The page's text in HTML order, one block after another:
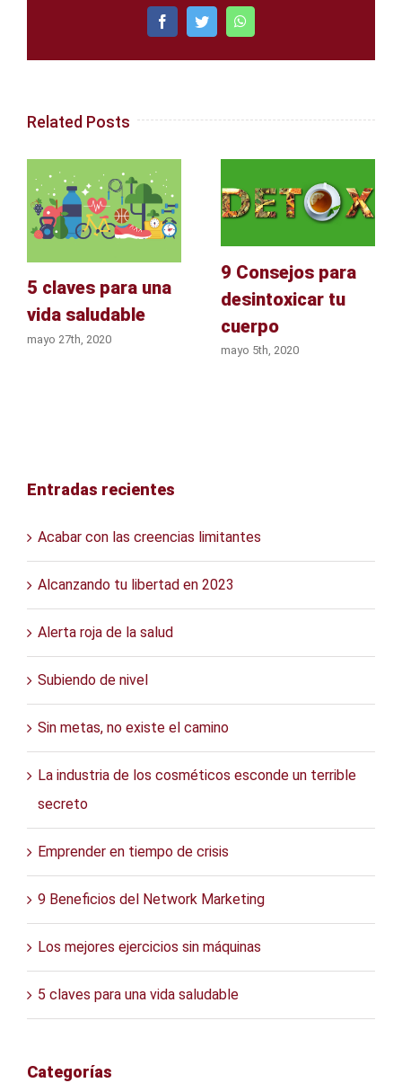
FacebookTwitterWhatsApp
Related Posts
5 claves para una
vida saludable
mayo 27th, 2020
9 Consejos para
desintoxicar tu
cuerpo
mayo 5th, 2020
Entradas recientes
Acabar con las creencias limitantes
Alcanzando tu libertad en 2023
Alerta roja de la salud
Subiendo de nivel
Sin metas, no existe el camino
La industria de los cosméticos esconde un terrible
secreto
Emprender en tiempo de crisis
9 Beneficios del Network Marketing
Los mejores ejercicios sin máquinas
5 claves para una vida saludable
Categorías